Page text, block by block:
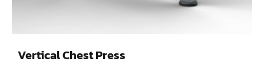
Vertical Chest Press